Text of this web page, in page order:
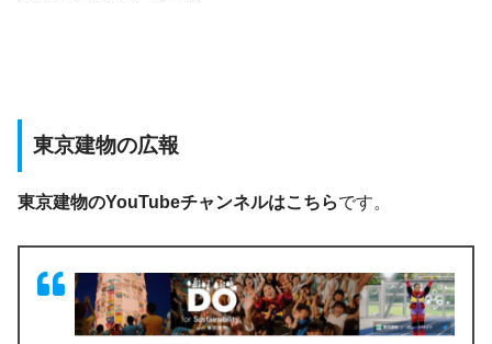
東京建物の広報
東京建物のYouTubeチャンネルはこちらです。